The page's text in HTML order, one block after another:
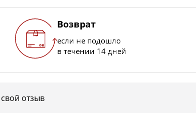
Возврат
если не подошло
в течении 14 дней
отзыв